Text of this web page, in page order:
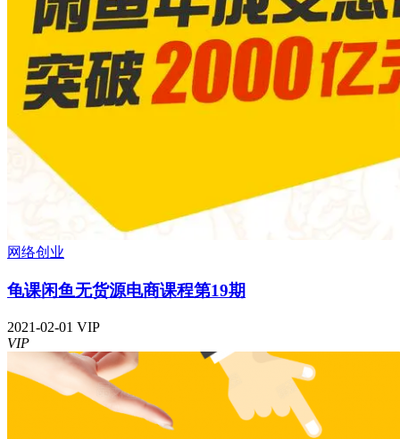
网络创业
龟课闲鱼无货源电商课程第19期
2021-02-01 VIP
VIP